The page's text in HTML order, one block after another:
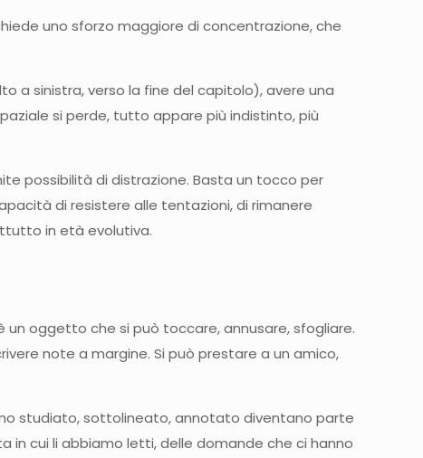
uno sforzo maggiore di concentrazione, che
a sinistra, verso la fine del capitolo), avere una
si perde, tutto appare più indistinto, più
possibilità di distrazione. Basta un tocco per
di resistere alle tentazioni, di rimanere
in età evolutiva.
un oggetto che si può toccare, annusare, sfogliare.
note a margine. Si può prestare a un amico,
studiato, sottolineato, annotato diventano parte
cui li abbiamo letti, delle domande che ci hanno